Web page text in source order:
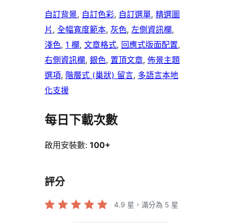
自訂背景, 自訂色彩, 自訂選單, 精選圖
片 , 全幅寬度範本, 灰色, 左側資訊欄
淺色, 1 欄, 文章格式, 回應式版面配置
右側資訊欄, 銀色, 置頂文章, 佈景主題
選項, 階層式 (巢狀) 留言, 多語言本地
化支援
每日下載次數
啟用安裝數: 100+
評分
4.9 星，滿分為 5 星